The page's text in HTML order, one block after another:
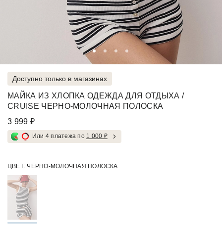
Доступно только в магазинах
МАЙКА ИЗ ХЛОПКА ОДЕЖДА ДЛЯ ОТДЫХА /
CRUISE ЧЕРНО-МОЛОЧНАЯ ПОЛОСКА
3 999 ₽
Или 4 платежа по 1 000 ₽
ЦВЕТ: ЧЕРНО-МОЛОЧНАЯ ПОЛОСКА